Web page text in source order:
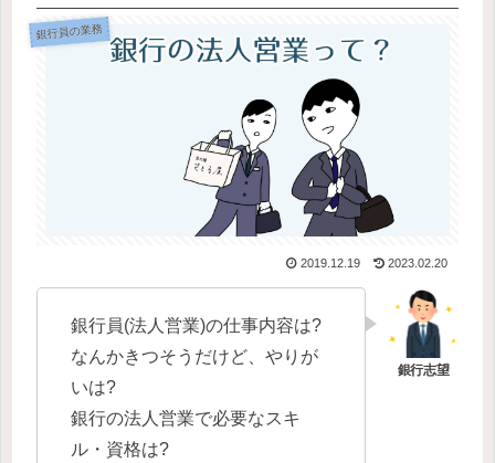
銀行員の業務
2019.12.19 2023.02.20
銀行員(法人営業)の仕事内容は?
なんかきつそうだけど、やりが
いは?
銀行の法人営業で必要なスキ
ル・資格は?